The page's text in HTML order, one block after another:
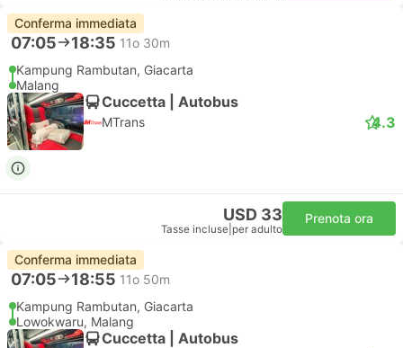
Conferma immediata
07:05 18:35 11o 30m
Kampung Rambutan, Giacarta
Malang
Cuccetta | Autobus
MTrans 4.3
USD 33
Tasse incluse per adulto
Prenota ora
Conferma immediata
07:05 18:55 11o 50m
Kampung Rambutan, Giacarta
Lowokwaru, Malang
Cuccetta | Autobus